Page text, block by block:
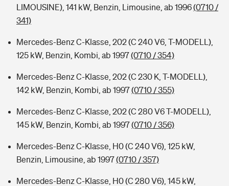
LIMOUSINE), 141 kW, Benzin, Limousine, ab 1996(0710 /
341)
Mercedes-Benz C-Klasse, 202 (C 240 V6, T-MODELL),
125 kW, Benzin, Kombi, ab 1997(0710 / 354)
Mercedes-Benz C-Klasse, 202 (C 230 K, T-MODELL),
142 kW, Benzin, Kombi, ab 1997(0710 / 355)
Mercedes-Benz C-Klasse, 202 (C 280 V6 T-MODELL),
145 kW, Benzin, Kombi, ab 1997(0710 / 356)
Mercedes-Benz C-Klasse, H0 (C 240 V6), 125 kW,
Benzin, Limousine, ab 1997(0710 / 357)
Mercedes-Benz C-Klasse, H0 (C 280 V6), 145 kW,